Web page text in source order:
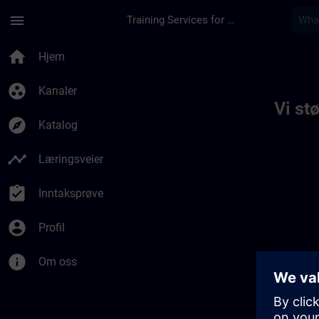
menu Training Services for Digital Industries
home Hjem
group_work Kanaler
explore Katalog
timeline Læringsveier
assignment_turned_in Inntaksprøve
account_circle Profil
info Om oss
Vi